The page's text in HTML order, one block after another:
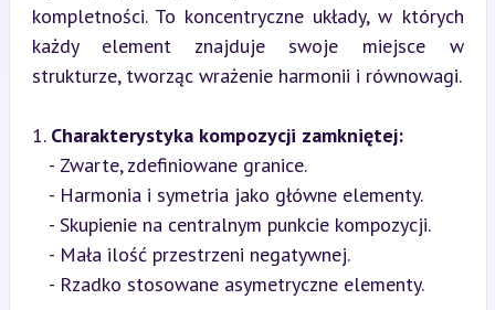
kompletności. To koncentryczne układy, w których
każdy element znajduje swoje miejsce w
strukturze, tworząc wrażenie harmonii i równowagi.
1. Charakterystyka kompozycji zamkniętej:
   - Rzadko stosowane asymetryczne elementy.